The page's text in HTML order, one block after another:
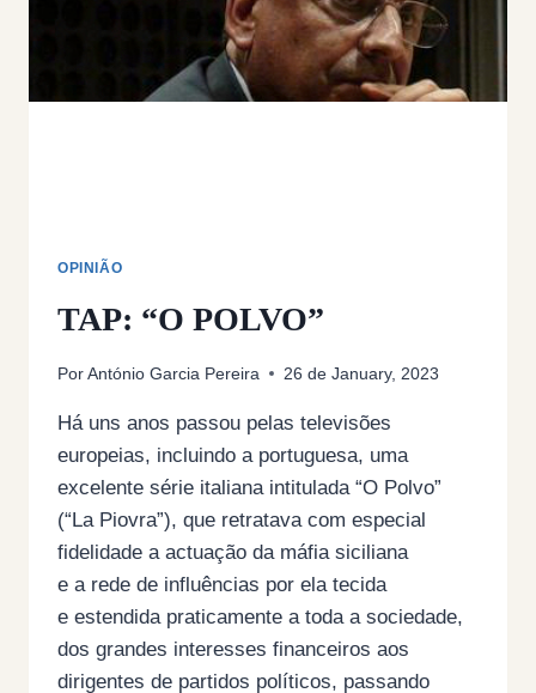
DA PARTEX: UMA
QUESTÃO
POLÍTICA
OU
OPINIÃO
TAP: “O POLVO”
Por António Garcia Pereira 26 de January, 2023
Há uns anos passou pelas televisões
europeias, incluindo a portuguesa, uma
excelente série italiana intitulada “O Polvo”
(“La Piovra”), que retratava com especial
fidelidade a actuação da máfia siciliana
e a rede de influências por ela tecida
e estendida praticamente a toda a sociedade,
dos grandes interesses financeiros aos
dirigentes de partidos políticos, passando